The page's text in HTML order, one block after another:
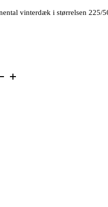
vinterdæk i størrelsen 225/